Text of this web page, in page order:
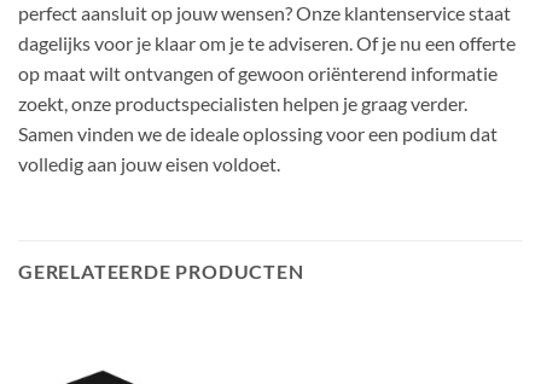
perfect aansluit op jouw wensen? Onze klantenservice staat
dagelijks voor je klaar om je te adviseren. Of je nu een offerte
op maat wilt ontvangen of gewoon oriënterend informatie
zoekt, onze productspecialisten helpen je graag verder.
Samen vinden we de ideale oplossing voor een podium dat
volledig aan jouw eisen voldoet.
GERELATEERDE PRODUCTEN